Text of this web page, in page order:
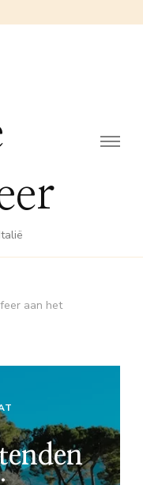
aan het